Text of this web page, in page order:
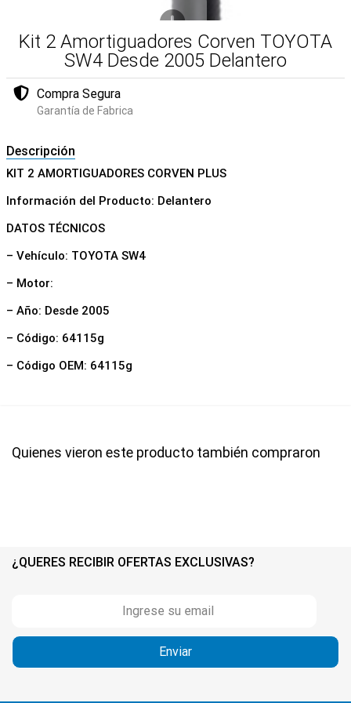
Kit 2 Amortiguadores Corven TOYOTA
SW4 Desde 2005 Delantero
Compra Segura
Garantía de Fabrica
Descripción
KIT 2 AMORTIGUADORES CORVEN PLUS
Información del Producto: Delantero
DATOS TÉCNICOS
– Vehículo: TOYOTA SW4
– Motor:
– Año: Desde 2005
– Código: 64115g
– Código OEM: 64115g
Quienes vieron este producto también compraron
¿QUERES RECIBIR OFERTAS EXCLUSIVAS?